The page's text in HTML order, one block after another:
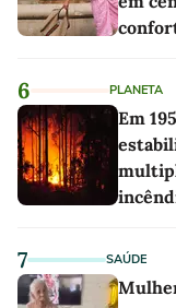
6 PLANETA
Em
7 SAÚDE